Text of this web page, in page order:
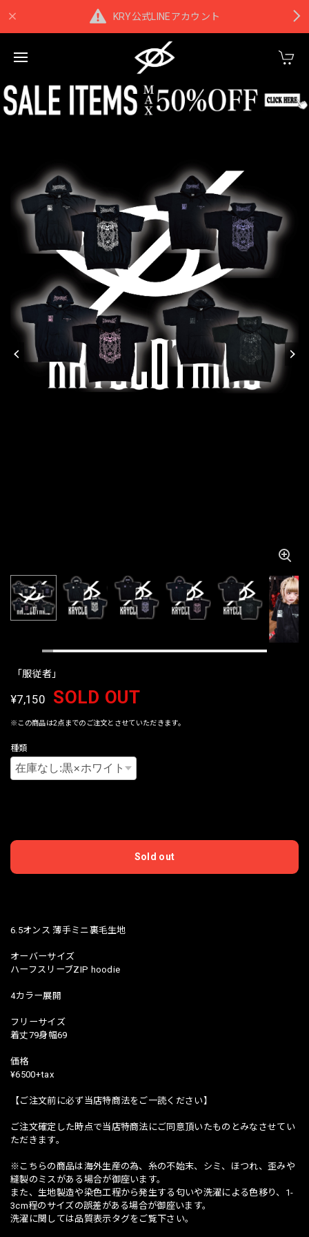
KRY公式LINEアカウント
「服従者」
¥7,150 SOLD OUT
※この商品は2点までのご注文とさせていただきます。
種類
Sold out
6.5オンス 薄手ミニ裏毛生地
オーバーサイズ
ハーフスリーブZIP hoodie
4カラー展開
フリーサイズ
着丈79身幅69
価格
¥6500+tax
【ご注文前に必ず当店特商法をご一読ください】
ご注文確定した時点で当店特商法にご同意頂いたものとみなさせてい
ただきます。
※こちらの商品は海外生産の為、糸の不始末、シミ、ほつれ、歪みや
縫製のミスがある場合が御座います。
また、生地製造や染色工程から発生する匂いや洗濯による色移り、1-
3cm程のサイズの誤差がある場合が御座います。
洗濯に関しては品質表示タグをご覧下さい。